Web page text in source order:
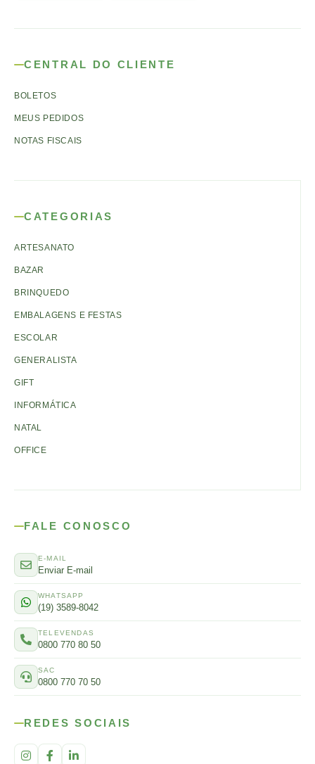
CENTRAL DO CLIENTE
BOLETOS
MEUS PEDIDOS
NOTAS FISCAIS
CATEGORIAS
ARTESANATO
BAZAR
BRINQUEDO
EMBALAGENS E FESTAS
ESCOLAR
GENERALISTA
GIFT
INFORMÁTICA
NATAL
OFFICE
FALE CONOSCO
E-MAIL
Enviar E-mail
WHATSAPP
(19) 3589-8042
TELEVENDAS
0800 770 80 50
SAC
0800 770 70 50
REDES SOCIAIS